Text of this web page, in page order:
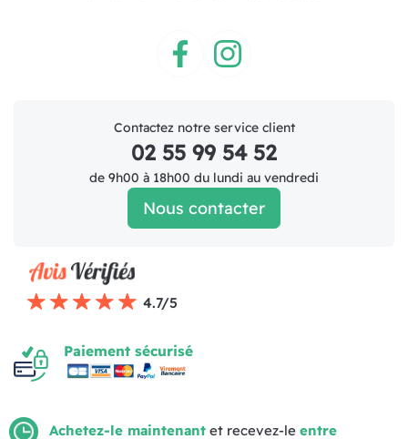
Achetez-le maintenant et recevez-le entre
Contactez notre service client
02 55 99 54 52
de 9h00 à 18h00 du lundi au vendredi
Nous contacter
4.7/5
Paiement sécurisé